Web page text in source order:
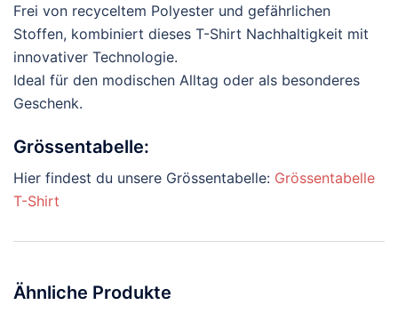
Frei von recyceltem Polyester und gefährlichen
Stoffen, kombiniert dieses T-Shirt Nachhaltigkeit mit
innovativer Technologie.
Ideal für den modischen Alltag oder als besonderes
Geschenk.
Grössentabelle:
Hier findest du unsere Grössentabelle: Grössentabelle
T-Shirt
Ähnliche Produkte